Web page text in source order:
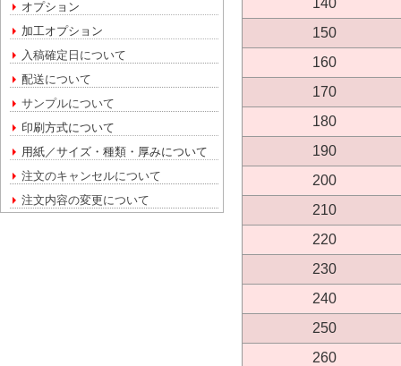
オプション
加工オプション
入稿確定日について
配送について
サンプルについて
印刷方式について
用紙／サイズ・種類・厚みについて
注文のキャンセルについて
注文内容の変更について
150
160
170
180
190
200
210
220
230
240
250
260